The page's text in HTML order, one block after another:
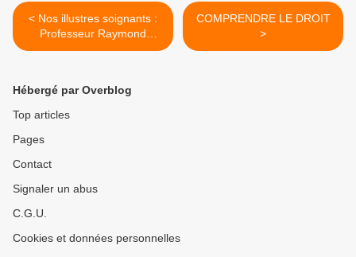
< Nos illustres soignants :
Professeur Raymond
PAUTRIZEL
COMPRENDRE LE DROIT
>
Hébergé par Overblog
Top articles
Pages
Contact
Signaler un abus
C.G.U.
Cookies et données personnelles